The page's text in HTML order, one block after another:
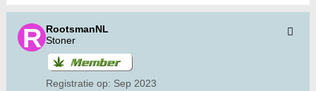
RootsmanNL
Stoner
Registratie op: Sep 2023